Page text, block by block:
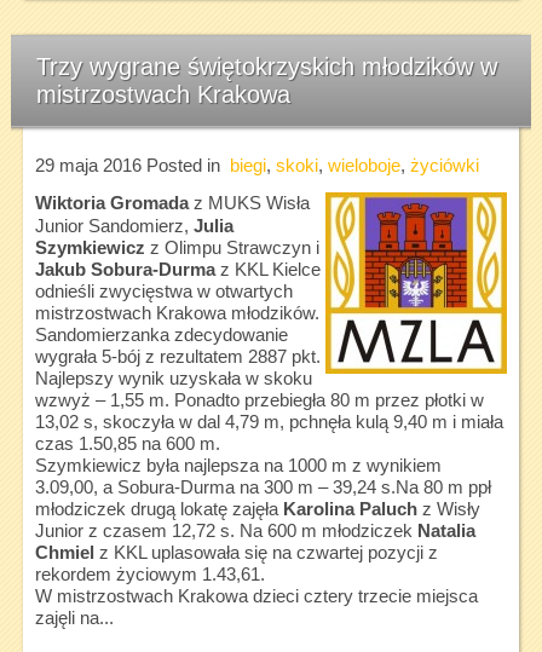
Trzy wygrane świętokrzyskich młodzików w
mistrzostwach Krakowa
29 maja 2016Posted in biegi, skoki, wieloboje, życiówki
Wiktoria Gromadaz MUKS Wisła
Junior Sandomierz, Julia
Szymkiewicz z Olimpu Strawczyn i
Jakub Sobura-Durmaz KKL Kielce
odnieśli zwycięstwa w otwartych
mistrzostwach Krakowa młodzików.
Sandomierzanka zdecydowanie
wygrała 5-bój z rezultatem 2887 pkt.
Najlepszy wynik uzyskała w skoku
wzwyż – 1,55 m. Ponadto przebiegła 80 m przez płotki w
13,02 s, skoczyła w dal 4,79 m, pchnęła kulą 9,40 m i miała
czas 1.50,85 na 600 m.
Szymkiewicz była najlepsza na 1000 m z wynikiem
3.09,00, a Sobura-Durma na 300 m – 39,24 s.Na 80 m ppł
młodziczek drugą lokatę zajęła Karolina Paluchz Wisły
Junior z czasem 12,72 s. Na 600 m młodziczek Natalia
Chmiel z KKL uplasowała się na czwartej pozycji z
rekordem życiowym 1.43,61.
W mistrzostwach Krakowa dzieci cztery trzecie miejsca
zajęli na...